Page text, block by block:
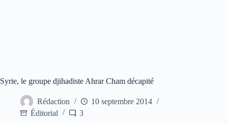
Syrie, le groupe djihadiste Ahrar Cham décapité
Rédaction
10 septembre 2014
Éditorial
3